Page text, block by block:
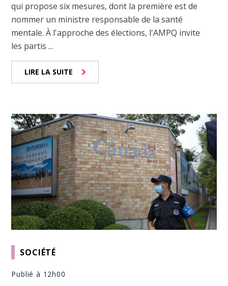
qui propose six mesures, dont la première est de
nommer un ministre responsable de la santé
mentale. À l'approche des élections, l'AMPQ invite
les partis ...
LIRE LA SUITE
SOCIÉTÉ
Publié à 12h00